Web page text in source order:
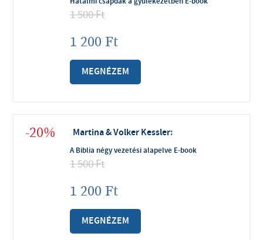
1 500Ft
1 200 Ft
MEGNÉZEM
-20% Martina & Volker Kessler:
A Biblia négy vezetési alapelve E-book
1 500Ft
1 200 Ft
MEGNÉZEM